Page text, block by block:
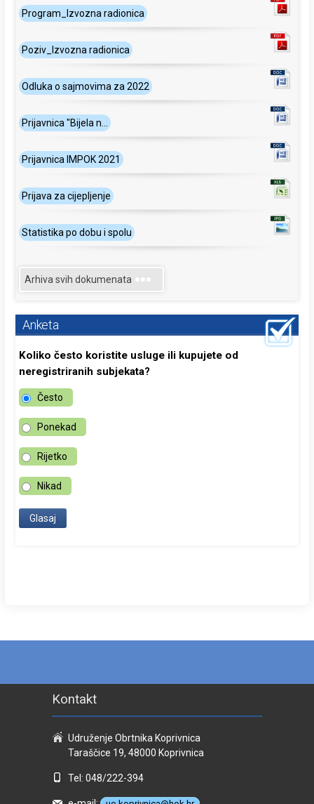
Program_Izvozna radionica
Poziv_Izvozna radionica
Odluka o sajmovima za 2022
Prijavnica "Bijela n...
Prijavnica IMPOK 2021
Prijava za cijepljenje
Statistika po dobu i spolu
Arhiva svih dokumenata
Anketa
Koliko često koristite usluge ili kupujete od
neregistriranih subjekata?
Često
Ponekad
Rijetko
Nikad
Kontakt
Udruženje Obrtnika Koprivnica
Taraščice 19, 48000 Koprivnica
Tel: 048/222-394